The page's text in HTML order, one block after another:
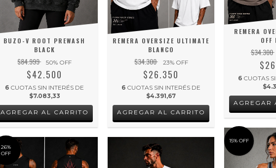
BUZO-V ROOT PREWASH
BLACK
$84.999 50% OFF
$42.500
6 CUOTAS SIN INTERÉS DE
$7.083,33
AGREGAR AL CARRITO
REMERA OVERSIZE ULTIMATE
BLANCO
$34.300 23% OFF
$26.350
6 CUOTAS SIN INTERÉS DE
$4.391,67
AGREGAR AL CARRITO
REMERA
OFF
$34.300
6 CUOTAS
AGREGAR
26%
OFF
15% OFF